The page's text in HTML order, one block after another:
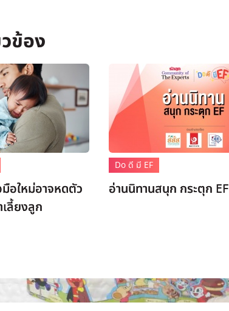
อใหม่อาจหดตัว
ลี้ยงลูก
Do ดี มี EF
อ่านนิทานสนุก กระตุก EF